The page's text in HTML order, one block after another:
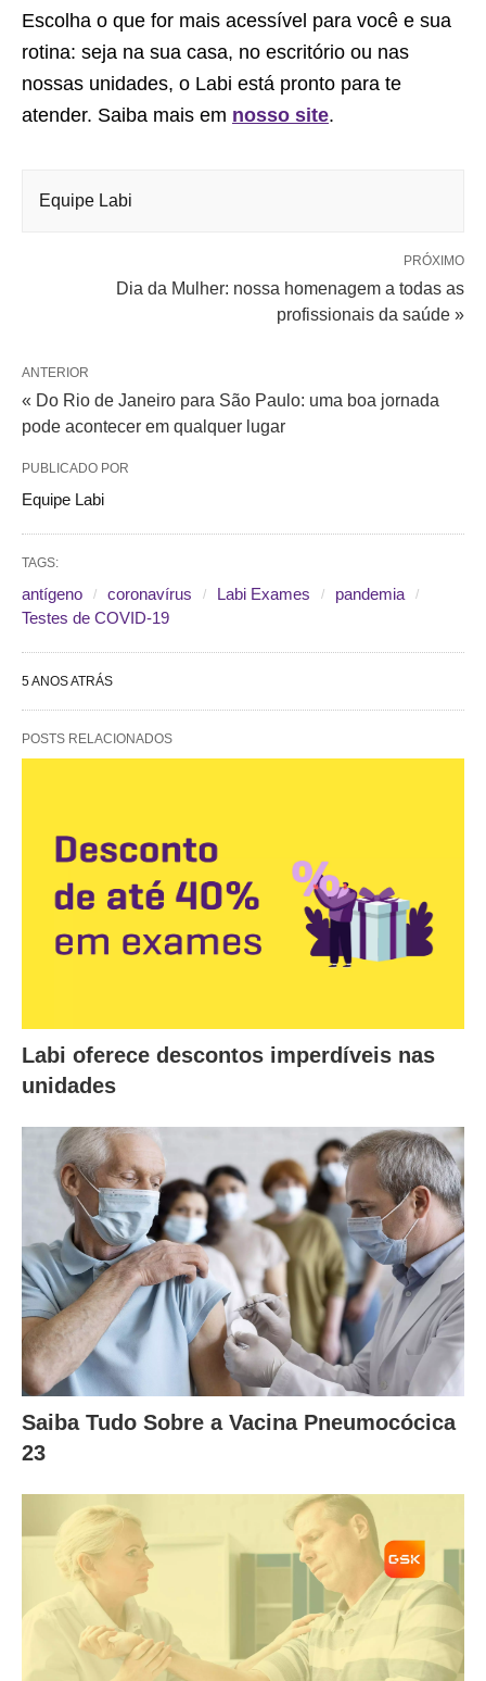
Escolha o que for mais acessível para você e sua
rotina: seja na sua casa, no escritório ou nas
nossas unidades, o Labi está pronto para te
atender. Saiba mais em nosso site.
Equipe Labi
PRÓXIMO
Dia da Mulher: nossa homenagem a todas as
profissionais da saúde »
ANTERIOR
« Do Rio de Janeiro para São Paulo: uma boa jornada
pode acontecer em qualquer lugar
PUBLICADO POR
Equipe Labi
TAGS:
antígeno coronavírus Labi Exames
pandemia
Testes de COVID-19
5 ANOS ATRÁS
POSTS RELACIONADOS
Labi oferece descontos imperdíveis nas
unidades
Saiba Tudo Sobre a Vacina Pneumocócica
23